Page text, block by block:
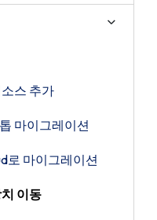
스 추가
마이그레이션
로 마이그레이션
이동